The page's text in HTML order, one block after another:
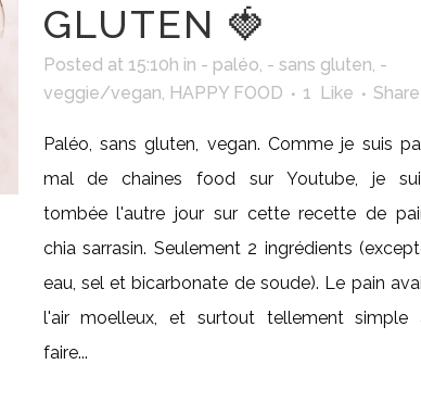
GLUTEN 🍓
Posted at 15:10h in - paléo, - sans gluten, -
veggie/vegan, HAPPY FOOD 1 Like Share
Paléo, sans gluten, vegan. Comme je suis
mal de chaines food sur Youtube, je
tombée l'autre jour sur cette recette de
chia sarrasin. Seulement 2 ingrédients
eau, sel et bicarbonate de soude). Le pain
l'air moelleux, et surtout tellement simple
faire...